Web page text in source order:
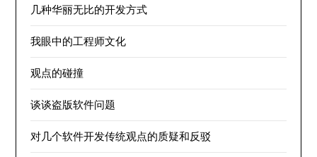
几种华丽无比的开发方式
我眼中的工程师文化
观点的碰撞
谈谈盗版软件问题
对几个软件开发传统观点的质疑和反驳